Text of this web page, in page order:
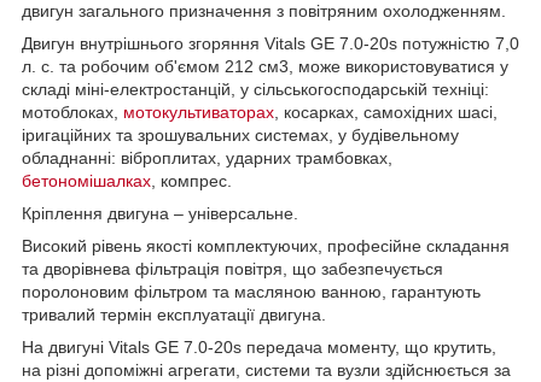
двигун загального призначення з повітряним охолодженням.
Двигун внутрішнього згоряння Vitals GE 7.0-20s потужністю 7,0
л. с. та робочим об'ємом 212 см3, може використовуватися у
складі міні-електростанцій, у сільськогосподарській техніці:
мотоблоках, мотокультиваторах, косарках, самохідних шасі,
іригаційних та зрошувальних системах, у будівельному
обладнанні: віброплитах, ударних трамбовках,
бетономішалках, компрес.
Кріплення двигуна – універсальне.
Високий рівень якості комплектуючих, професійне складання
та дворівнева фільтрація повітря, що забезпечується
поролоновим фільтром та масляною ванною, гарантують
тривалий термін експлуатації двигуна.
На двигуні Vitals GE 7.0-20s передача моменту, що крутить,
на різні допоміжні агрегати, системи та вузли здійснюється за